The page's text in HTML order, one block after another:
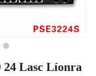
24 Lasc Líonra